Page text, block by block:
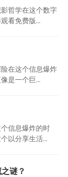
哲学在这个数字
看免费版...
在这个信息爆炸
是一个巨...
信息爆炸的时
以分享生活...
谜？